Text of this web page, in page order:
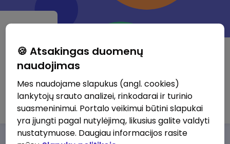
UAB "Kotryna"
http://www.kotryna.lt
🍪 Atsakingas duomenų
naudojimas
Mes naudojame slapukus (angl. cookies)
lankytojų srauto analizei, rinkodarai ir turinio
suasmeninimui. Portalo veikimui būtini slapukai
yra įjungti pagal nutylėjimą, likusius galite valdyti
nustatymuose. Daugiau informacijos rasite